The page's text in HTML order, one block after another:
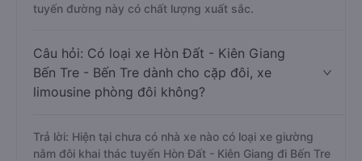
tuyến đường này có chất lượng xuất sắc.
Câu hỏi: Có loại xe Hòn Đất - Kiên Giang
Bến Tre - Bến Tre dành cho cặp đôi, xe
limousine phòng đôi không?
Trả lời: Hiện tại chưa có nhà xe nào có loại xe giường
nằm đôi khai thác tuyến Hòn Đất - Kiên Giang đi Bến Tre